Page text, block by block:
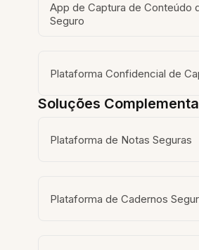
App de Captura de Conteúdo
Seguro
Plataforma Confidencial de
Soluções
Plataforma de Notas Seguras
Plataforma de Cadernos